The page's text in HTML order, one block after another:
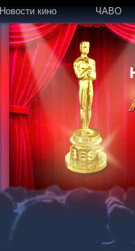
Новости кино ЧАВО